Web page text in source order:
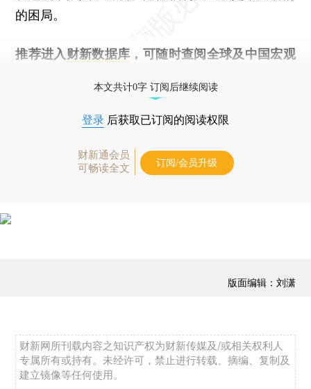
的困局。
推荐进入 财新数据库 ，可随时查阅全球及中国宏观
本文共计0字 订阅后继续阅读
登录 后获取已订阅的阅读权限
财新通会员
可畅读全文
订阅/会员升级
版面编辑：刘潇
财新网所刊载内容之知识产权为财新传媒及/或相关权利人
专属所有或持有。未经许可，禁止进行转载、摘编、复制及
建立镜像等任何使用。